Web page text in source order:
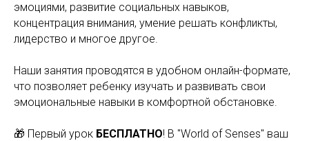
эмоциями, развитие социальных навыков,
концентрация внимания, умение решать конфликты,
лидерство и многое другое.
Наши занятия проводятся в удобном онлайн-формате,
что позволяет ребенку изучать и развивать свои
эмоциональные навыки в комфортной обстановке.
🎁 Первый урок БЕСПЛАТНО! В "World of Senses" ваш